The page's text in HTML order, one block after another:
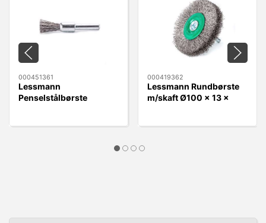
000451361
Lessmann
Penselstålbørste
000419362
Lessmann Rundbørste
m/skaft Ø100 x 13 x